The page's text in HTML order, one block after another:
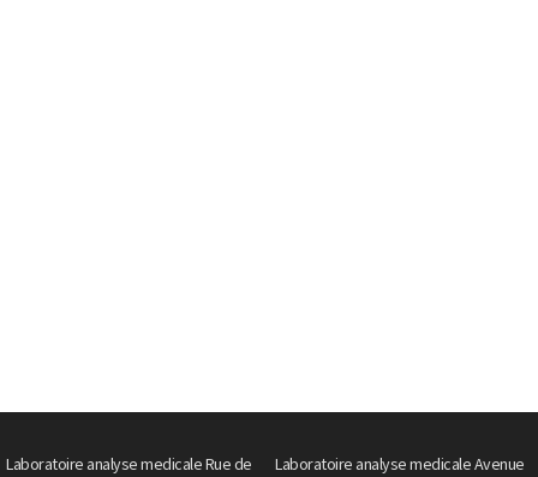
Laboratoire analyse medicale Rue de
Laboratoire analyse medicale Avenue